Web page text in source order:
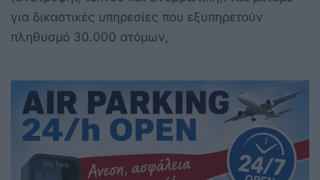
για δικαστικές υπηρεσίες που εξυπηρετούν
πληθυσμό 30.000 ατόμων,